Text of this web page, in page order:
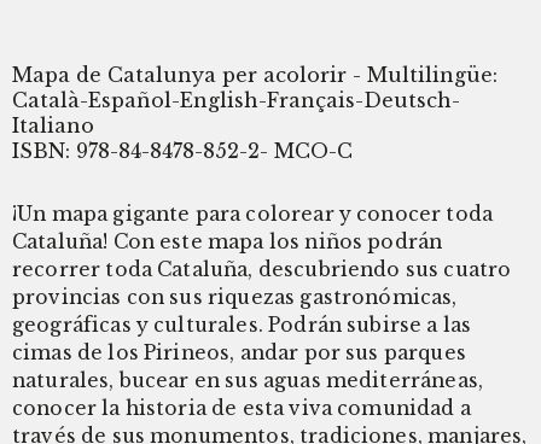
Mapa de Catalunya per acolorir - Multilingüe:
Català-Español-English-Français-Deutsch-
Italiano
ISBN: 978-84-8478-852-2- MCO-C
¡Un mapa gigante para colorear y conocer toda
Cataluña! Con este mapa los niños podrán
recorrer toda Cataluña, descubriendo sus cuatro
provincias con sus riquezas gastronómicas,
geográficas y culturales. Podrán subirse a las
cimas de los Pirineos, andar por sus parques
naturales, bucear en sus aguas mediterráneas,
conocer la historia de esta viva comunidad a
través de sus monumentos, tradiciones, manjares,